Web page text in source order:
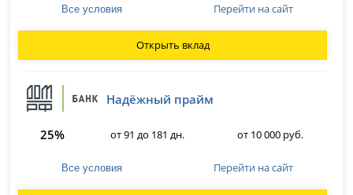
Все условия Перейти на сайт
Открыть вклад
Надёжный прайм
25% от 91 до 181 дн. от 10 000 руб.
Все условия Перейти на сайт